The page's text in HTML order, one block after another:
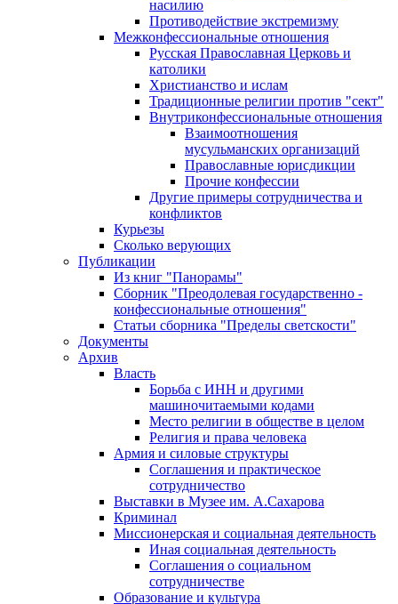
насилию
Противодействие экстремизму
Межконфессиональные отношения
Русская Православная Церковь и
католики
Христианство и ислам
Традиционные религии против "сект"
Внутриконфессиональные отношения
Взаимоотношения
мусульманских организаций
Православные юрисдикции
Прочие конфессии
Другие примеры сотрудничества и
конфликтов
Курьезы
Сколько верующих
Публикации
Из книг "Панорамы"
Сборник "Преодолевая государственно -
конфессиональные отношения"
Статьи сборника "Пределы светскости"
Документы
Архив
Власть
Борьба с ИНН и другими
машиночитаемыми кодами
Место религии в обществе в целом
Религия и права человека
Армия и силовые структуры
Соглашения и практическое
сотрудничество
Выставки в Музее им. А.Сахарова
Криминал
Миссионерская и социальная деятельность
Иная социальная деятельность
Соглашения о социальном
сотрудничестве
Образование и культура